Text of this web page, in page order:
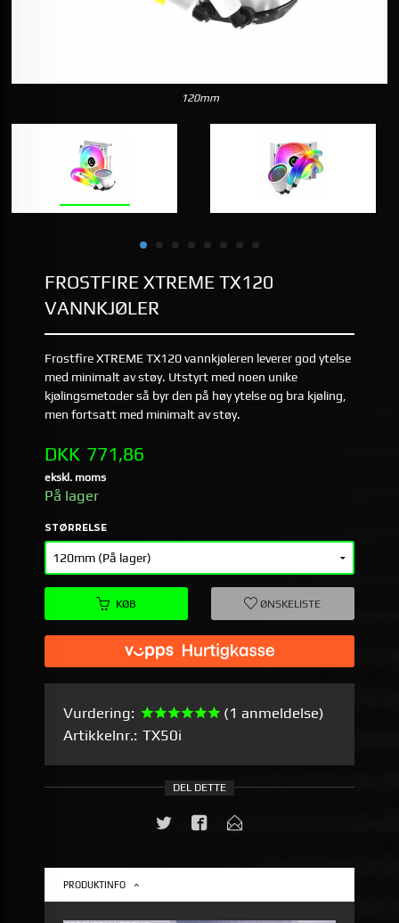
120mm
FROSTFIRE XTREME TX120
VANNKJØLER
Frostfire XTREME TX120 vannkjøleren leverer god ytelse
med minimalt av støy. Utstyrt med noen unike
kjølingsmetoder så byr den på høy ytelse og bra kjøling,
men fortsatt med minimalt av støy.
Pris
DKK 771,86
ekskl. moms
På lager
STØRRELSE
KØB ØNSKELISTE
Vurdering:
(1 anmeldelse)
Artikkelnr.: TX50i
DEL DETTE
PRODUKTINFO